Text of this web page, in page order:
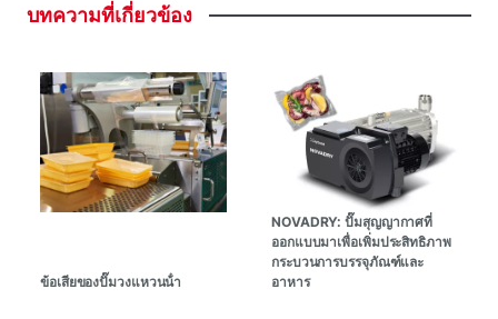
บทความที่เกี่ยวข้อง
ข้อเสียของปั๊มวงแหวนน้ํา
NOVADRY: ปั๊มสุญญากาศที่
ออกแบบมาเพื่อเพิ่มประสิทธิภาพ
กระบวนการบรรจุภัณฑ์และ
อาหาร